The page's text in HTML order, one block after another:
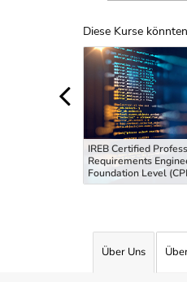
Diese Kurse
Uber
IREB Certified
Requirements
Foundation Level
Über Uns